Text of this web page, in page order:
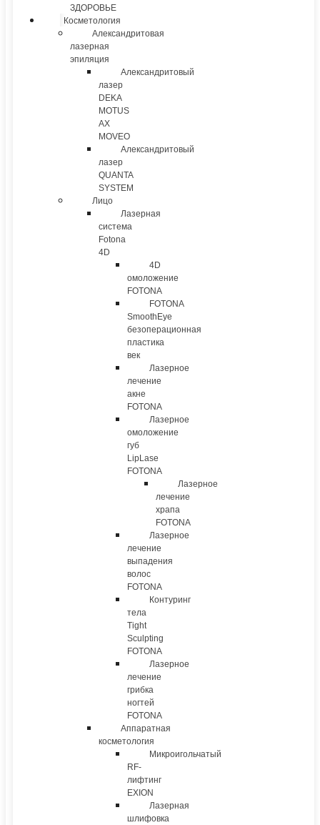
ЗДОРОВЬЕ
Косметология
Александритовая
лазерная
эпиляция
Александритовый
лазер
DEKA
MOTUS
AX
MOVEO
Александритовый
лазер
QUANTA
SYSTEM
Лицо
Лазерная
система
Fotona
4D
4D
омоложение
FOTONA
FOTONA
SmoothEye
безоперационная
пластика
век
Лазерное
лечение
акне
FOTONA
Лазерное
омоложение
губ
LipLase
FOTONA
Лазерное
лечение
храпа
FOTONA
Лазерное
лечение
выпадения
волос
FOTONA
Контуринг
тела
Tight
Sculpting
FOTONA
Лазерное
лечение
грибка
ногтей
FOTONA
Аппаратная
косметология
Микроигольчатый
RF-
лифтинг
EXION
Лазерная
шлифовка